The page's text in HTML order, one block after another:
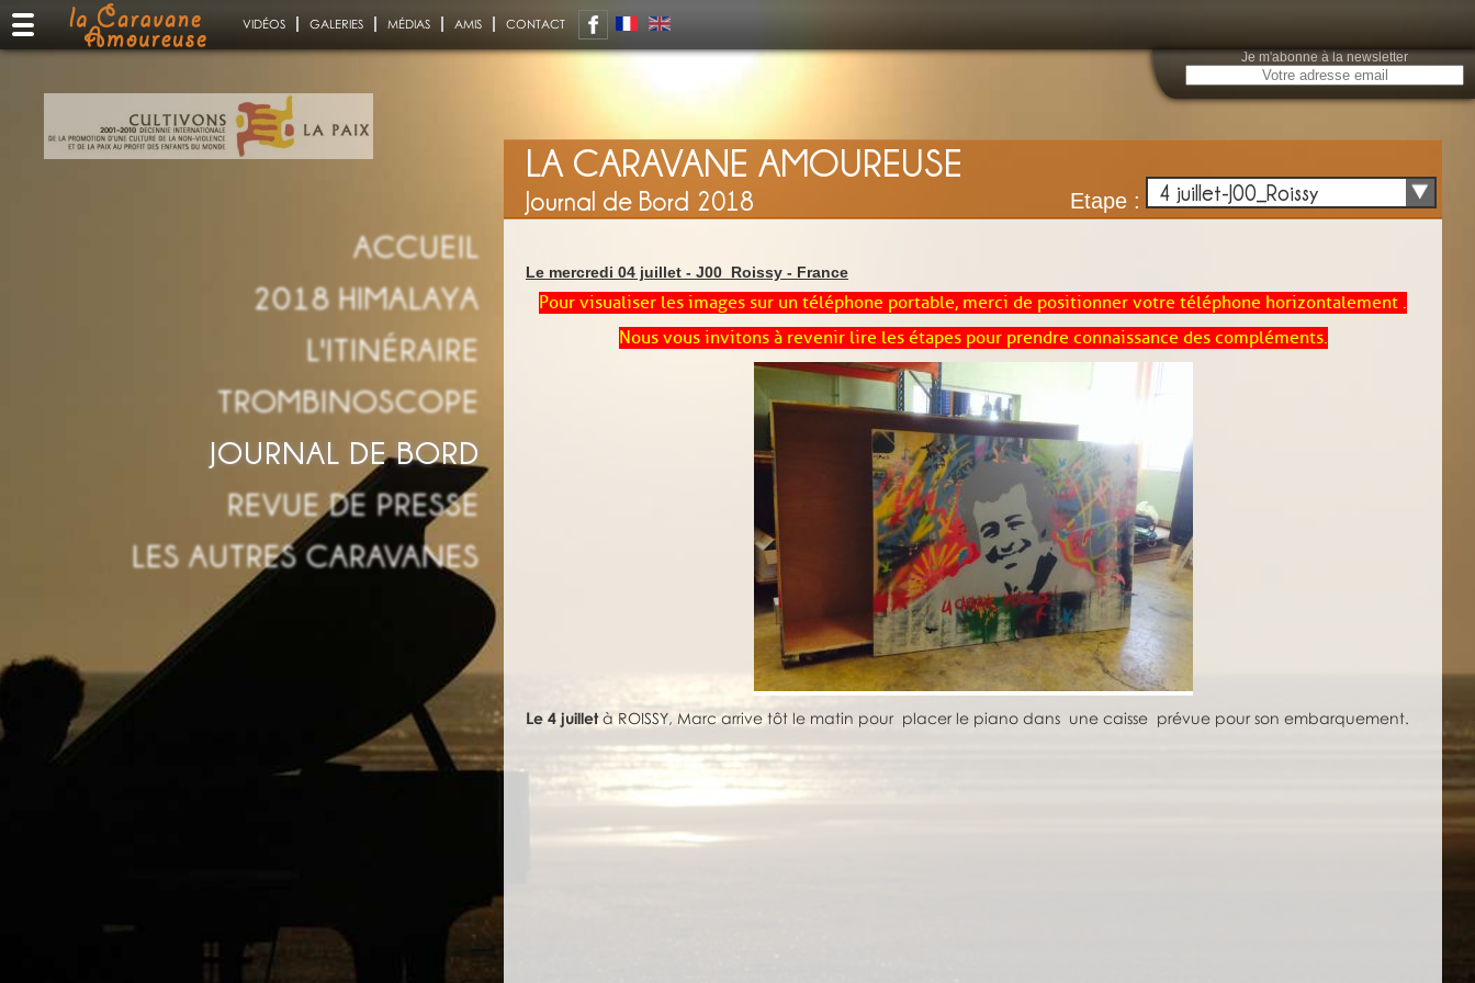
LA CARAVANE AMOUREUSE
Journal de Bord 2018 Etape : 4 juillet-J00_Roissy
Le mercredi 04 juillet - J00_Roissy - France
Pour visualiser les images sur un téléphone portable, merci de positionner votre téléphone horizontalement .
Nous vous invitons à revenir lire les étapes pour prendre connaissance des compléments.
Le 4 juilletà ROISSY, Marc arrive tôt le matin pour placer le piano dans une caisse prévue pour son embarquement.
VIDÉOS GALERIES MÉDIAS AMIS CONTACT
ACCUEIL
2018 HIMALAYA
L'ITINÉRAIRE
TROMBINOSCOPE
JOURNAL DE BORD
REVUE DE PRESSE
LES AUTRES CARAVANES
Je m'abonne à la newsletter